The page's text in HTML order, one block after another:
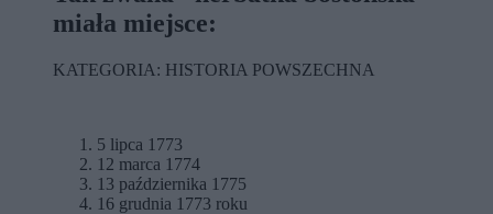
miała miejsce:
KATEGORIA: HISTORIA POWSZECHNA
5 lipca 1773
12 marca 1774
13 października 1775
16 grudnia 1773 roku